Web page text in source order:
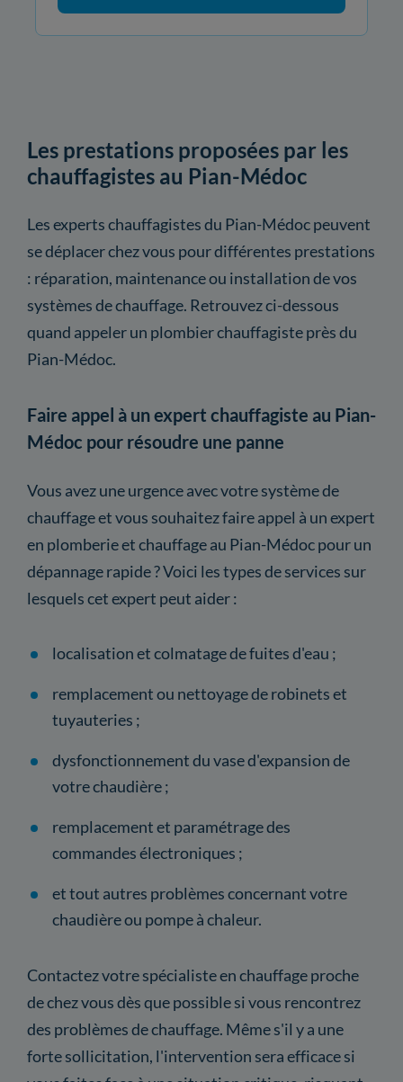
Les prestations proposées par les
chauffagistes au Pian-Médoc
Les experts chauffagistes du Pian-Médoc peuvent
se déplacer chez vous pour différentes prestations
: réparation, maintenance ou installation de vos
systèmes de chauffage. Retrouvez ci-dessous
quand appeler un plombier chauffagiste près du
Pian-Médoc.
Faire appel à un expert chauffagiste au Pian-
Médoc pour résoudre une panne
Vous avez une urgence avec votre système de
chauffage et vous souhaitez faire appel à un expert
en plomberie et chauffage au Pian-Médoc pour un
dépannage rapide ? Voici les types de services sur
lesquels cet expert peut aider :
localisation et colmatage de fuites d'eau ;
remplacement ou nettoyage de robinets et
tuyauteries ;
dysfonctionnement du vase d'expansion de
votre chaudière ;
remplacement et paramétrage des
commandes électroniques ;
et tout autres problèmes concernant votre
chaudière ou pompe à chaleur.
Contactez votre spécialiste en chauffage proche
de chez vous dès que possible si vous rencontrez
des problèmes de chauffage. Même s'il y a une
forte sollicitation, l'intervention sera efficace si